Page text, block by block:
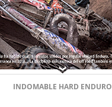
INDOMABLE HARD ENDURO